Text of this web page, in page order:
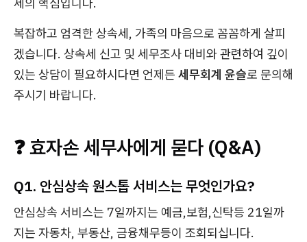
복잡하고 엄격한 상속세, 가족의 마음으로 꼼꼼하게 살피
겠습니다. 상속세 신고 및 세무조사 대비와 관련하여 깊이
있는 상담이 필요하시다면 언제든 세무회계 윤슬로 문의해
주시기 바랍니다.
❓ 효자손 세무사에게 묻다 (Q&A)
Q1. 안심상속 원스톱 서비스는 무엇인가요?
안심상속 서비스는 7일까지는 예금,보험,신탁등 21일까
지는 자동차, 부동산, 금융채무등이 조회되십니다.